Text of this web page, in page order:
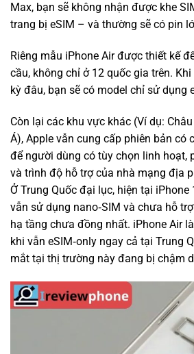
Max, bạn sẽ không nhận được khe
trang bị eSIM – và thường sẽ có pin
Riêng mẫu iPhone Air được thiết kế
cầu, không chỉ ở 12 quốc gia trên.
kỳ đâu, bạn sẽ có model chỉ sử dụng
Còn lại các khu vực khác (Ví dụ:
Á), Apple vẫn cung cấp phiên bản có
để người dùng có tùy chọn linh hoạt,
và trình độ hỗ trợ của nhà mạng địa
Ở Trung Quốc đại lục, hiện tại
vẫn sử dụng nano‑SIM và chưa hỗ
hạ tầng chưa đồng nhất. iPhone Air
khi vẫn eSIM‑only ngay cả tại Trung
mắt tại thị trường này đang bị chậm